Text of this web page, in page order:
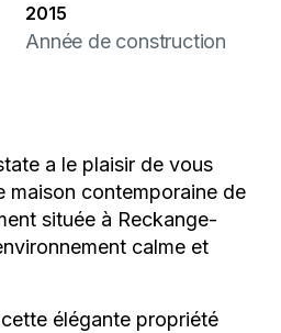
2015
Année de construction
a le plaisir de vous
maison contemporaine de
située à Reckange-
calme et
élégante propriété